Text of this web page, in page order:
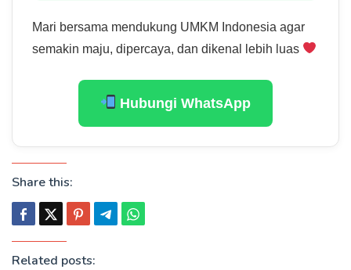
Mari bersama mendukung UMKM Indonesia agar
semakin maju, dipercaya, dan dikenal lebih luas
Hubungi WhatsApp
Share this:
Related posts: